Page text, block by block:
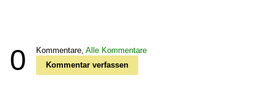
0 Kommentare, Alle Kommentare
Kommentar verfassen